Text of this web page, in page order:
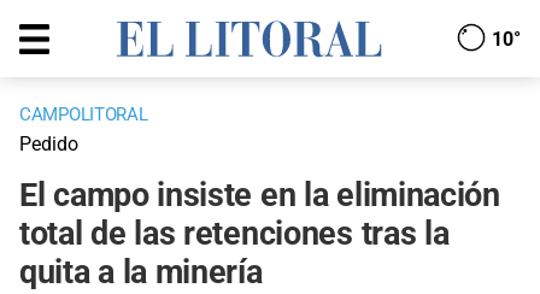
10°
CAMPOLITORAL
Pedido
El campo insiste en la eliminación
total de las retenciones tras la
quita a la minería